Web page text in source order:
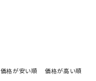
価格が安い順 価格が高い順